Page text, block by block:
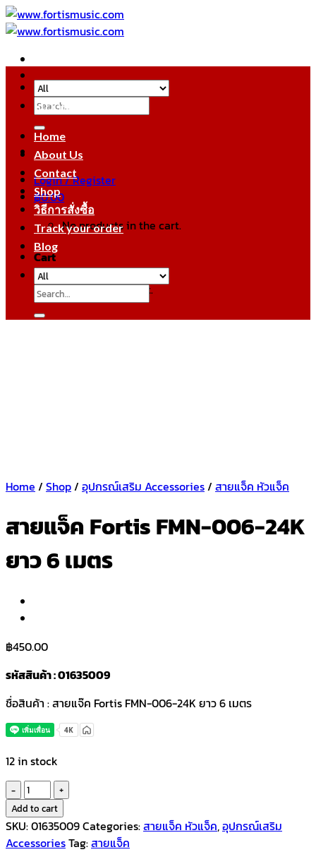
Skip
to
Search
for:
Login / Register
฿0.00
No products in the cart.
Cart
No products in the cart.
หมวดหมู่สินค้า
Home
About Us
Contact
Shop
วิธีการสั่งซื้อ
Track your order
Blog
Search
for:
Home / Shop/ อุปกรณ์เสริม Accessories/ สายแจ็ค หัวแจ็ค
สายแจ็ค Fortis FMN-006-24K
ยาว 6 เมตร
฿450.00
รหัสสินค้า : 01635009
ชื่อสินค้า : สายแจ๊ค Fortis FMN-006-24K ยาว 6 เมตร
12 in stock
สาย
แจ็ค
Fortis
FMN-
Add to cart
SKU:01635009Categories:สายแจ็ค หัวแจ็ค,อุปกรณ์เสริม
AccessoriesTag:สายแจ็ค